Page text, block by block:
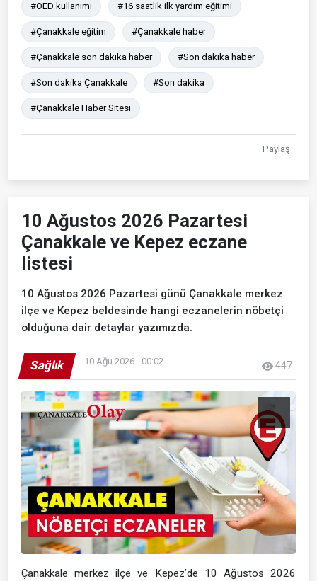
#OED kullanımı #16 saatlik ilk yardım eğitimi
#Çanakkale eğitim #Çanakkale haber
#Çanakkale son dakika haber #Son dakika haber
#Son dakika Çanakkale #Son dakika
#Çanakkale Haber Sitesi
Paylaş
10 Ağustos 2026 Pazartesi
Çanakkale ve Kepez eczane
listesi
10 Ağustos 2026 Pazartesi günü Çanakkale merkez
ilçe ve Kepez beldesinde hangi eczanelerin nöbetçi
olduğuna dair detaylar yazımızda.
Sağlık 10 Ağu 2026 - 00:02 447
Çanakkale merkez ilçe ve Kepez’de 10 Ağustos 2026